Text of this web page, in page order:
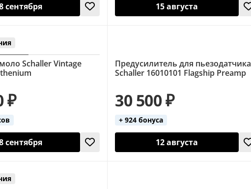
сентября 15 августа
Schaller Vintage
₽
сентября
Предусилитель для пьезодатчика
Schaller 16010101 Flagship Preamp
30 500 ₽
+ 924 бонуса
12 августа